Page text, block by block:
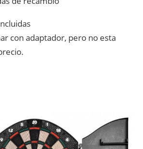
con adaptador, pero no esta